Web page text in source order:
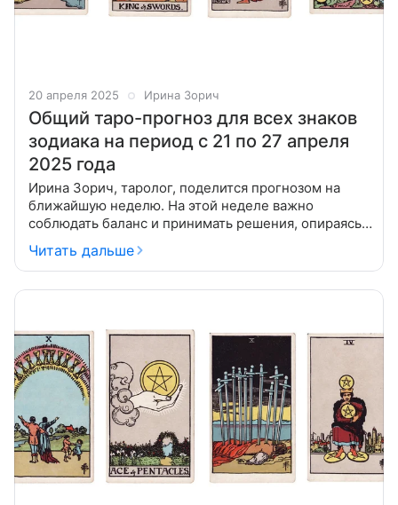
20 апреля 2025 Ирина Зорич
Общий таро-прогноз для всех знаков
зодиака на период с 21 по 27 апреля
2025 года
Ирина Зорич, таролог, поделится прогнозом на
ближайшую неделю. На этой неделе важно
соблюдать баланс и принимать решения, опираясь
на собственные мысли, а не на советы других, при
этом внимательно обдумывая свои
Читать дальше